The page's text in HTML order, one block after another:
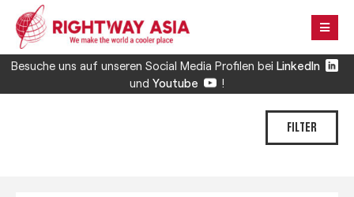
Besuche uns auf unseren Social Media Profilen bei LinkedIn
und Youtube !
FILTER